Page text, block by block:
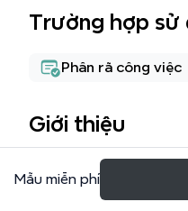
Trường hợp sử
Phân rã công việc
Giới thiệu
《管理人员典型流程》
物流管理人员提供了一
Mẫu miễn phí